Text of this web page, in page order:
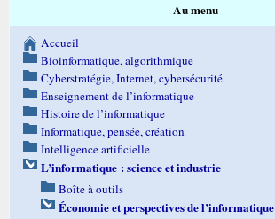
Au menu
Accueil
Bioinformatique, algorithmique
Cyberstratégie, Internet, cybersécurité
Enseignement de l’informatique
Histoire de l’informatique
Informatique, pensée, création
Intelligence artificielle
L’informatique : science et industrie
Boîte à outils
Économie et perspectives de l’informatique